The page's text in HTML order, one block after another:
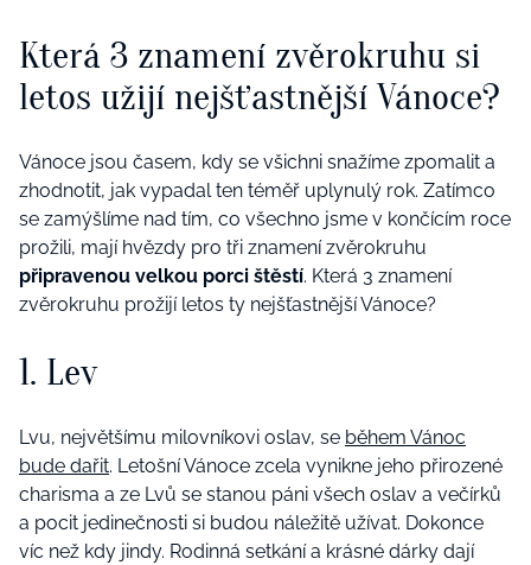
Která 3 znamení zvěrokruhu si
letos užijí nejšťastnější Vánoce?
Vánoce jsou časem, kdy se všichni snažíme zpomalit a
zhodnotit, jak vypadal ten téměř uplynulý rok. Zatímco
se zamýšlíme nad tím, co všechno jsme v končícím roce
prožili, mají hvězdy pro tři znamení zvěrokruhu
připravenou velkou porci štěstí. Která 3 znamení
zvěrokruhu prožijí letos ty nejšťastnější Vánoce?
1. Lev
Lvu, největšímu milovníkovi oslav, se během Vánoc
bude dařit. Letošní Vánoce zcela vynikne jeho přirozené
charisma a ze Lvů se stanou páni všech oslav a večírků
a pocit jedinečnosti si budou náležitě užívat. Dokonce
víc než kdy jindy. Rodinná setkání a krásné dárky dají